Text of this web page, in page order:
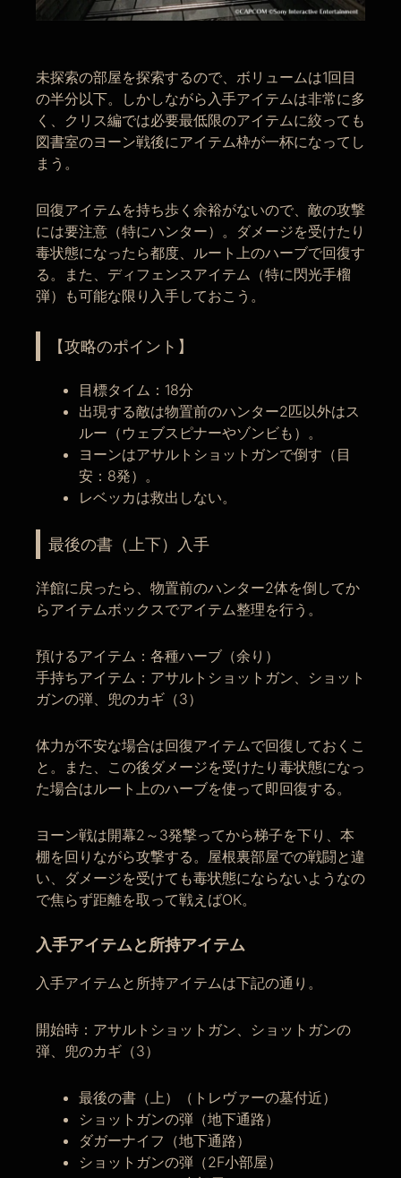
未探索の部屋を探索するので、ボリュームは1回目
の半分以下。しかしながら入手アイテムは非常に多
く、クリス編では必要最低限のアイテムに絞っても
図書室のヨーン戦後にアイテム枠が一杯になってし
まう。
回復アイテムを持ち歩く余裕がないので、敵の攻撃
には要注意（特にハンター）。ダメージを受けたり
毒状態になったら都度、ルート上のハーブで回復す
る。また、ディフェンスアイテム（特に閃光手榴
弾）も可能な限り入手しておこう。
【攻略のポイント】
目標タイム：18分
出現する敵は物置前のハンター2匹以外はス
ルー（ウェブスピナーやゾンビも）。
ヨーンはアサルトショットガンで倒す（目
安：8発）。
レベッカは救出しない。
最後の書（上下）入手
洋館に戻ったら、物置前のハンター2体を倒してか
らアイテムボックスでアイテム整理を行う。
預けるアイテム：各種ハーブ（余り）
手持ちアイテム：アサルトショットガン、ショット
ガンの弾、兜のカギ（3）
体力が不安な場合は回復アイテムで回復しておくこ
と。また、この後ダメージを受けたり毒状態になっ
た場合はルート上のハーブを使って即回復する。
ヨーン戦は開幕2～3発撃ってから梯子を下り、本
棚を回りながら攻撃する。屋根裏部屋での戦闘と違
い、ダメージを受けても毒状態にならないようなの
で焦らず距離を取って戦えばOK。
入手アイテムと所持アイテム
入手アイテムと所持アイテムは下記の通り。
開始時：アサルトショットガン、ショットガンの
弾、兜のカギ（3）
最後の書（上）（トレヴァーの墓付近）
ショットガンの弾（地下通路）
ダガーナイフ（地下通路）
ショットガンの弾（2F小部屋）